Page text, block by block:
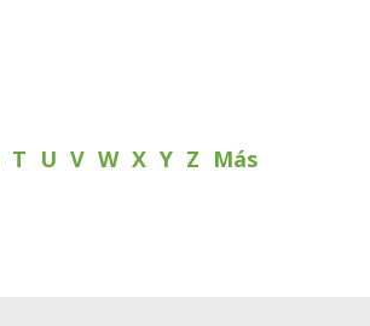
T U V W X Y Z Más